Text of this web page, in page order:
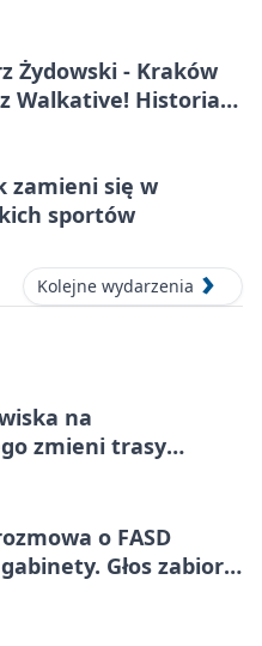
Żydowski - Kraków
Walkative! Historia
zamieni się w
sportów
Kolejne wydarzenia
na
zmieni trasy
o FASD
Głos zabiorą